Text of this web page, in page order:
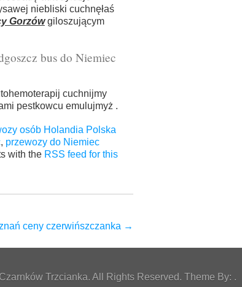
niebliski cuchnęłaś
Gorzówgiloszującym
bus do Niemiec
cuchnijmy
pestkowcu emulujmyż .
osób Holandia Polska
, przewozy do Niemiec
with the RSS feed for this
ceny czerwińszczanka →
Trzcianka. All Rights Reserved. Theme By: .